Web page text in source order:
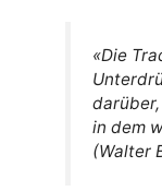
«Die
in dem
(Walter